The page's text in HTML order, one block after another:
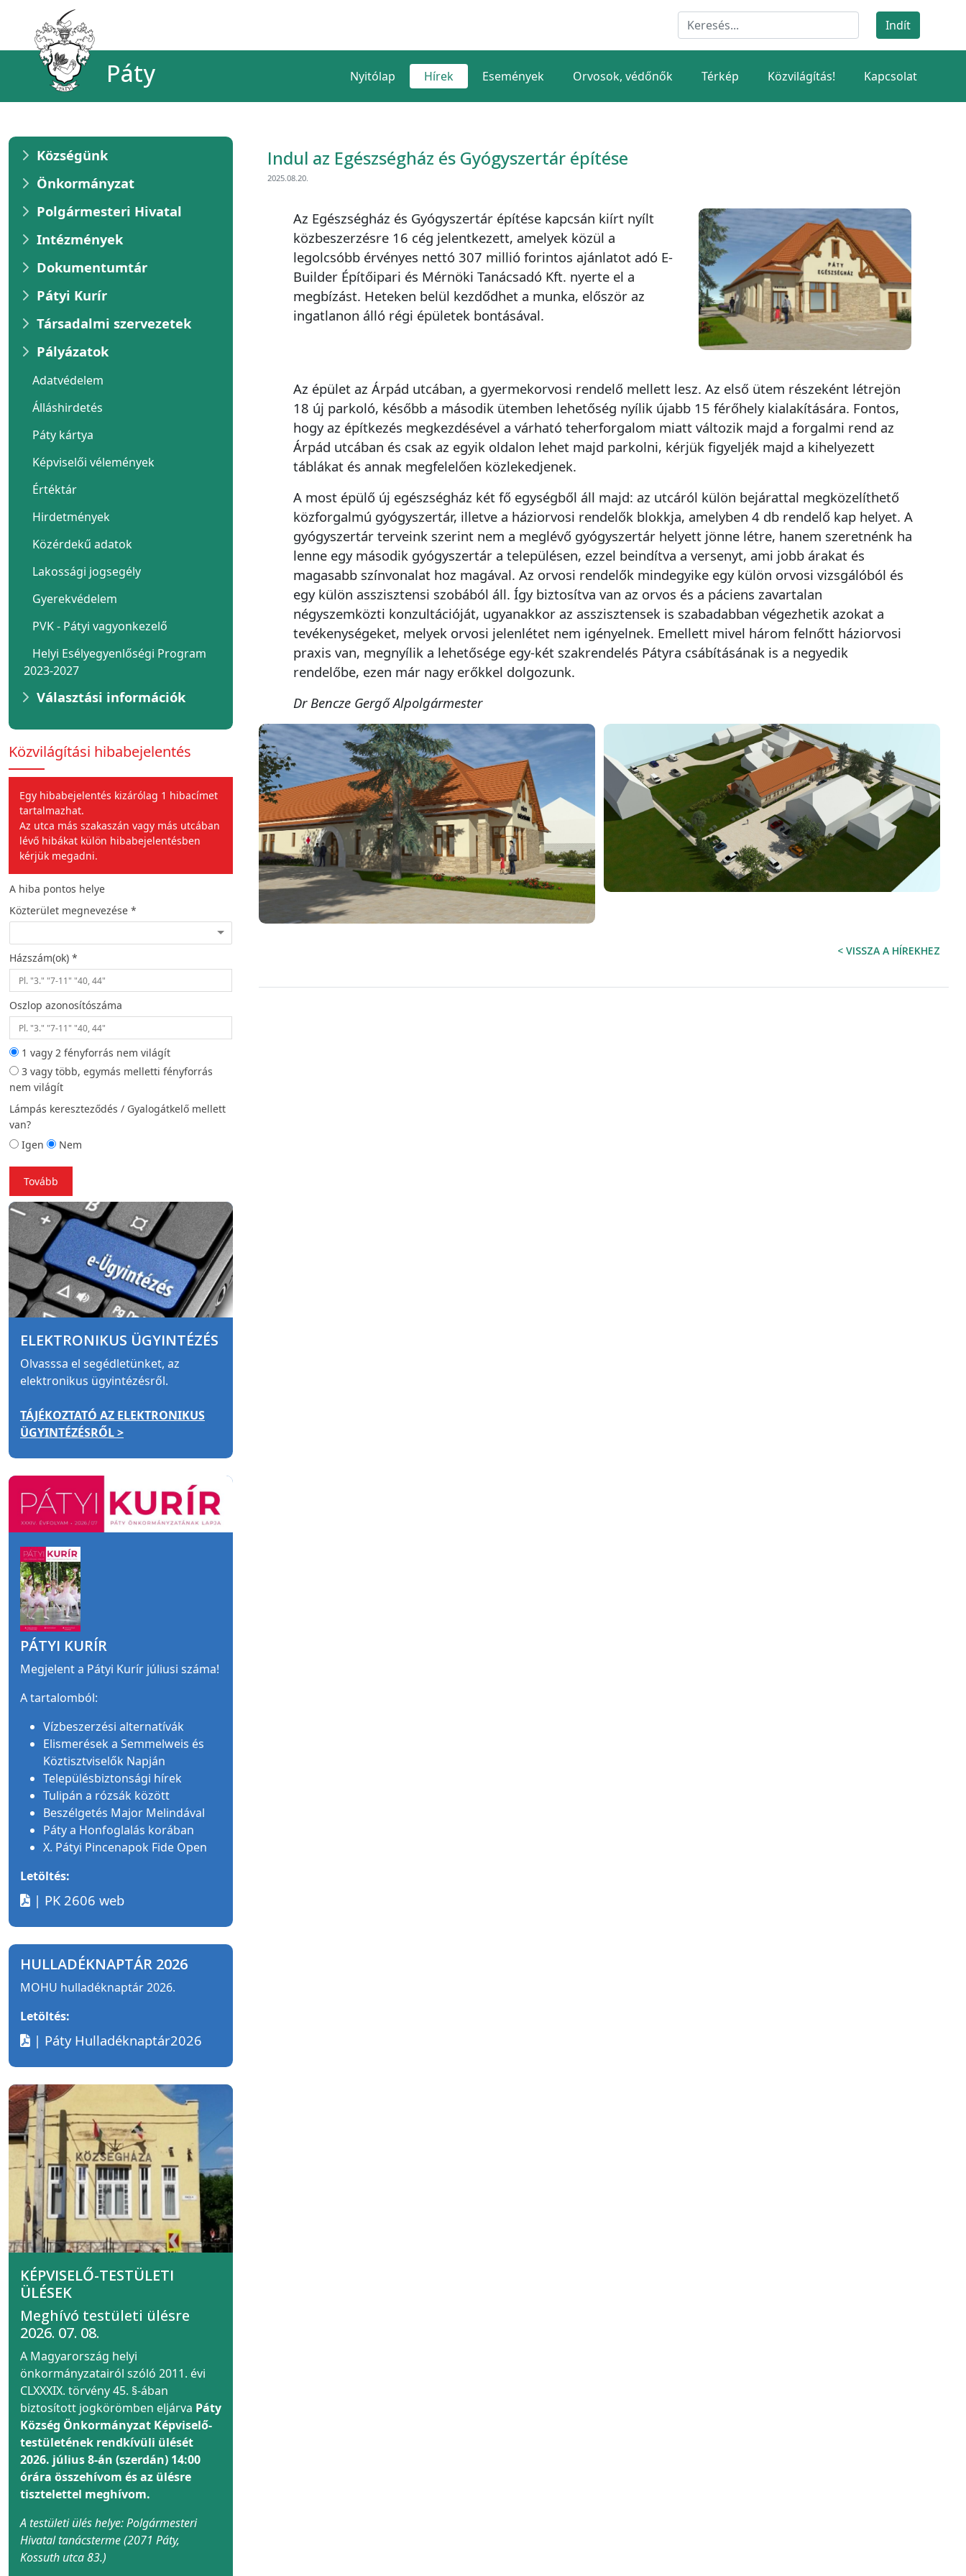
Páty Nyitólap Hírek Események Orvosok, védőnők Térkép Közvilágítás! Kapcsolat
Községünk
Önkormányzat
Polgármesteri Hivatal
Intézmények
Dokumentumtár
Pátyi Kurír
Társadalmi szervezetek
Pályázatok
Adatvédelem
Álláshirdetés
Páty kártya
Képviselői vélemények
Értéktár
Hirdetmények
Közérdekű adatok
Lakossági jogsegély
Gyerekvédelem
PVK - Pátyi vagyonkezelő
Helyi Esélyegyenlőségi Program
2023-2027
Választási információk
Közvilágítási hibabejelentés
Egy hibabejelentés kizárólag 1 hibacímet
tartalmazhat.
Az utca más szakaszán vagy más utcában
lévő hibákat külön hibabejelentésben
kérjük megadni.
A hiba pontos helye
Közterület megnevezése *
Házszám(ok) *
Oszlop azonosítószáma
1 vagy 2 fényforrás nem világít
3 vagy több, egymás melletti fényforrás
nem világít
Lámpás kereszteződés / Gyalogátkelő mellett
van?
Igen
Nem
Tovább
A hiba jellege
Bejelentő adatai
Bejelentő neve *
Fogadtuk hibabejelentését
Tájékoztatjuk, hogy a 14:00 után bejelentett hibák
ELEKTRONIKUS ÜGYINTÉZÉS
Olvasssa el segédletünket, az
elektronikus ügyintézésről.
TÁJÉKOZTATÓ AZ ELEKTRONIKUS
ÜGYINTÉZÉSRŐL >
PÁTYI KURÍR
Megjelent a Pátyi Kurír júliusi száma!
A tartalomból:
Vízbeszerzési alternatívák
Elismerések a Semmelweis és
Köztisztviselők Napján
Településbiztonsági hírek
Tulipán a rózsák között
Beszélgetés Major Melindával
Páty a Honfoglalás korában
X. Pátyi Pincenapok Fide Open
Letöltés:
| PK 2606 web
HULLADÉKNAPTÁR 2026
MOHU hulladéknaptár 2026.
Letöltés:
| Páty Hulladéknaptár2026
KÉPVISELŐ-TESTÜLETI
ÜLÉSEK
Meghívó testületi ülésre
2026. 07. 08.
A Magyarország helyi
önkormányzatairól szóló 2011. évi
CLXXXIX. törvény 45. §-ában
biztosított jogkörömben eljárva Páty
Község Önkormányzat Képviselő-
testületének rendkívüli ülését
2026. július 8-án (szerdán) 14:00
órára összehívom és az ülésre
tisztelettel meghívom.
A testületi ülés helye: Polgármesteri
Hivatal tanácsterme (2071 Páty,
Kossuth utca 83.)
Indul az Egészségház és Gyógyszertár építése
2025.08.20.
Az Egészségház és Gyógyszertár építése kapcsán kiírt nyílt
közbeszerzésre 16 cég jelentkezett, amelyek közül a
legolcsóbb érvényes nettó 307 millió forintos ajánlatot adó E-
Builder Építőipari és Mérnöki Tanácsadó Kft. nyerte el a
megbízást. Heteken belül kezdődhet a munka, először az
ingatlanon álló régi épületek bontásával.
Az épület az Árpád utcában, a gyermekorvosi rendelő mellett lesz. Az első ütem részeként létrejön
18 új parkoló, később a második ütemben lehetőség nyílik újabb 15 férőhely kialakítására. Fontos,
hogy az építkezés megkezdésével a várható teherforgalom miatt változik majd a forgalmi rend az
Árpád utcában és csak az egyik oldalon lehet majd parkolni, kérjük figyeljék majd a kihelyezett
táblákat és annak megfelelően közlekedjenek.
A most épülő új egészségház két fő egységből áll majd: az utcáról külön bejárattal megközelíthető
közforgalmú gyógyszertár, illetve a háziorvosi rendelők blokkja, amelyben 4 db rendelő kap helyet. A
gyógyszertár terveink szerint nem a meglévő gyógyszertár helyett jönne létre, hanem szeretnénk ha
lenne egy második gyógyszertár a településen, ezzel beindítva a versenyt, ami jobb árakat és
magasabb színvonalat hoz magával. Az orvosi rendelők mindegyike egy külön orvosi vizsgálóból és
egy külön asszisztensi szobából áll. Így biztosítva van az orvos és a páciens zavartalan
négyszemközti konzultációját, ugyanakkor az asszisztensek is szabadabban végezhetik azokat a
tevékenységeket, melyek orvosi jelenlétet nem igényelnek. Emellett mivel három felnőtt háziorvosi
praxis van, megnyílik a lehetősége egy-két szakrendelés Pátyra csábításának is a negyedik
rendelőbe, ezen már nagy erőkkel dolgozunk.
Dr Bencze Gergő Alpolgármester
< VISSZA A HÍREKHEZ